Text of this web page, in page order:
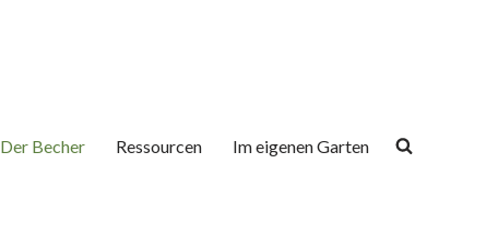
Der Becher Ressourcen Im eigenen Garten